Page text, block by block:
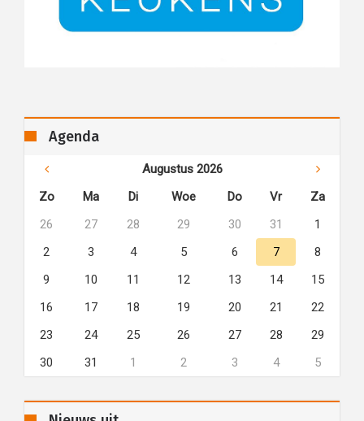
Agenda
Augustus 2026
Zo
Ma Di Woe Do Vr
Za
26
27 28 29 30 31
1
2
3 4 5 6 7
8
9
10 11 12 13 14
15
16
17 18 19 20 21
22
23
24 25 26 27 28
29
30
31 1 2 3 4 5